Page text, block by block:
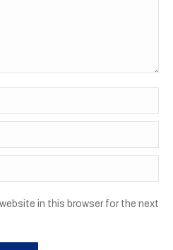
website in this browser for the next